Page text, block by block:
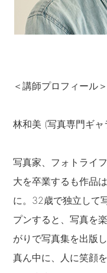
＜講師プロフィール＞
林和美 (写真専門ギャ
写真家、フォトライ
大を卒業するも作品
に。32歳で独立して
プンすると、写真を
がりで写真集を出版
真ん中に、人に笑顔